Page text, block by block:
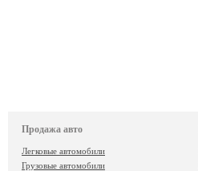
Продажа авто
Легковые автомобили
Грузовые автомобили